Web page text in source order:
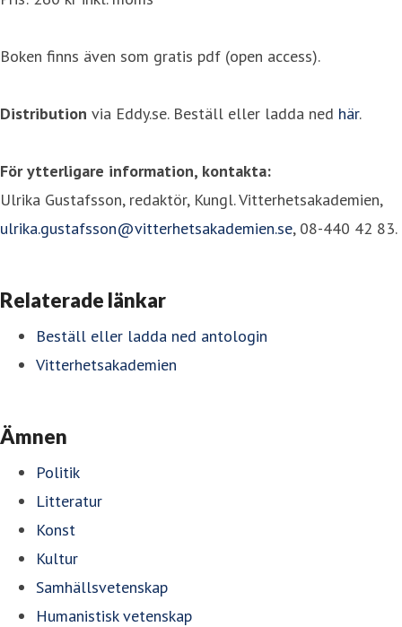
Boken finns även som gratis pdf (open access).
Distribution via Eddy.se. Beställ eller ladda ned här.
För ytterligare information, kontakta:
Ulrika Gustafsson, redaktör, Kungl. Vitterhetsakademien,
ulrika.gustafsson@vitterhetsakademien.se, 08-440 42 83.
Relaterade länkar
Beställ eller ladda ned antologin
Vitterhetsakademien
Ämnen
Politik
Litteratur
Konst
Kultur
Samhällsvetenskap
Humanistisk vetenskap